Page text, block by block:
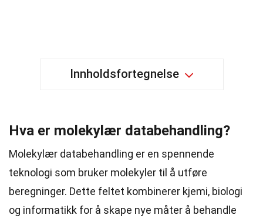
Innholdsfortegnelse
Hva er molekylær databehandling?
Molekylær databehandling er en spennende
teknologi som bruker molekyler til å utføre
beregninger. Dette feltet kombinerer kjemi, biologi
og informatikk for å skape nye måter å behandle